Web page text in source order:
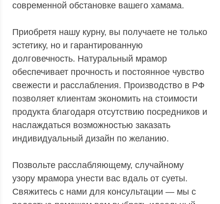
современной обстановке вашего хамама.
Приобретя нашу курну, вы получаете не только
эстетику, но и гарантированную
долговечность. Натуральный мрамор
обеспечивает прочность и постоянное чувство
свежести и расслабления. Производство в РФ
позволяет клиентам экономить на стоимости
продукта благодаря отсутствию посредников и
наслаждаться возможностью заказать
индивидуальный дизайн по желанию.
Позвольте расслабляющему, случайному
узору мрамора унести вас вдаль от суеты.
Свяжитесь с нами для консультации — мы с